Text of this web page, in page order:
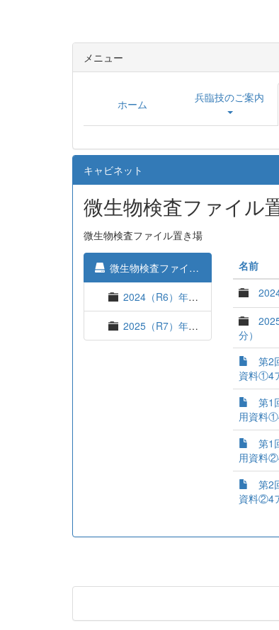
メニュー
ホーム 兵臨技のご案内
キャビネット
微生物検査ファイル
微生物検査ファイル置き場
微生物検査ファイル置き場
2024（R6）年度 定期研修会資料
2025（R7）年度 定期研修会資料（開催終了分）
名前
分）
第2
資料①4
第1
用資料
第1
用資料
第2
資料②4